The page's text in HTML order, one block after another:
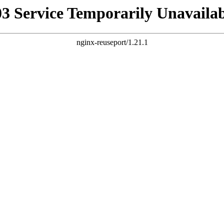
Service Temporarily
nginx-reuseport/1.21.1